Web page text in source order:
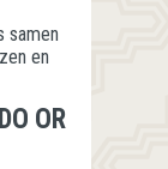
samen
en
OR